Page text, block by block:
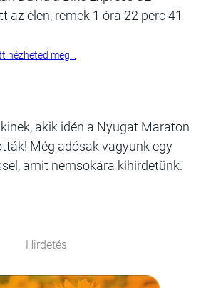
az élen, remek 1 óra 22 perc 41
nézheted meg...
akik idén a Nyugat Maraton
Még adósak vagyunk egy
amit nemsokára kihirdetünk.
Hirdetés